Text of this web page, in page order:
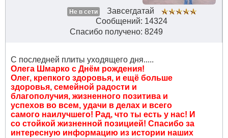
Не в сети
Завсегдатай
Сообщений: 14324
Спасибо получено: 8249
С последней плиты уходящего дня.....
Олега Шмарко с Днём рождения!
Олег, крепкого здоровья, и ещё больше
здоровья, семейной радости и
благополучия, жизненного позитива и
успехов во всем, удачи в делах и всего
самого наилучшего! Рад, что ты есть у нас! И
со стойкой жизненной позицией! Спасибо за
интересную информацию из истории наших